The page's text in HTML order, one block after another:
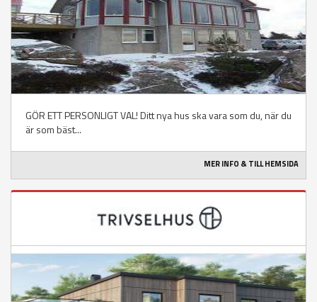
GÖR ETT PERSONLIGT VAL! Ditt nya hus ska vara som du, när du
är som bäst...
MER INFO & TILL HEMSIDA